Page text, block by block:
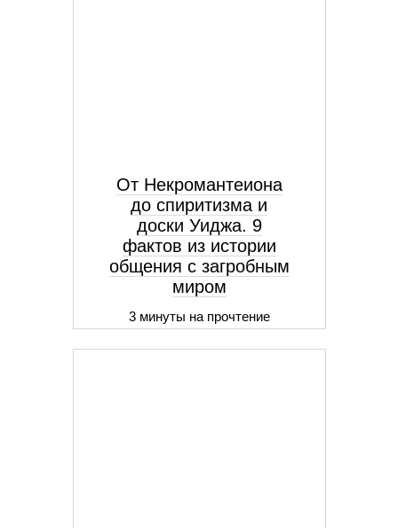
От Некромантеиона
до спиритизма и
доски Уиджа. 9
фактов из истории
общения с загробным
миром
3 минуты на прочтение